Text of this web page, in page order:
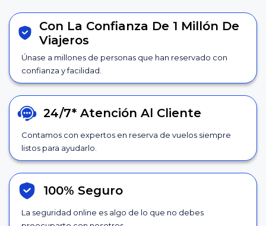
Con La Confianza De 1 Millón De
Viajeros
Únase a millones de personas que han reservado con
confianza y facilidad.
24/7* Atención Al Cliente
Contamos con expertos en reserva de vuelos siempre
listos para ayudarlo.
100% Seguro
La seguridad online es algo de lo que no debes